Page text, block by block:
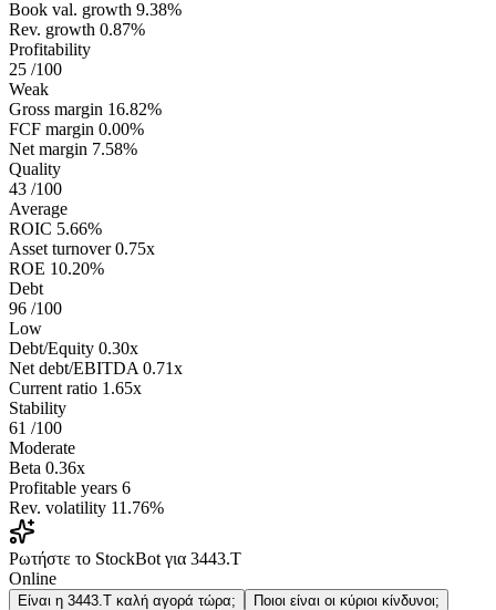
Book val. growth 9.38%
Rev. growth 0.87%
Profitability
25 /100
Weak
Gross margin 16.82%
FCF margin 0.00%
Net margin 7.58%
Quality
43 /100
Average
ROIC 5.66%
Asset turnover 0.75x
ROE 10.20%
Debt
96 /100
Low
Debt/Equity 0.30x
Net debt/EBITDA 0.71x
Current ratio 1.65x
Stability
61 /100
Moderate
Beta 0.36x
Profitable years 6
Rev. volatility 11.76%
Ρωτήστε το StockBot για 3443.T
Online
Είναι η 3443.T καλή αγορά τώρα;
Ποιοι είναι οι κύριοι κίνδυνοι;